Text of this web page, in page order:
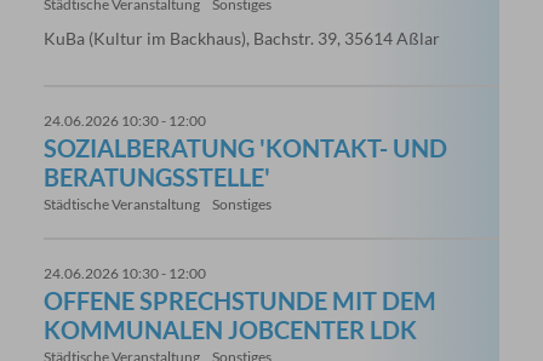
Städtische Veranstaltung Sonstiges
KuBa (Kultur im Backhaus), Bachstr. 39, 35614 Aßlar
24.06.2026 10:30 - 12:00
SOZIALBERATUNG 'KONTAKT- UND
BERATUNGSSTELLE'
Städtische Veranstaltung Sonstiges
24.06.2026 10:30 - 12:00
OFFENE SPRECHSTUNDE MIT DEM
KOMMUNALEN JOBCENTER LDK
Städtische Veranstaltung Sonstiges